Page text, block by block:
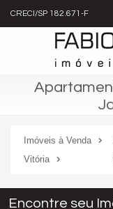
CRECI/SP 182.671-F
Imóveis à Venda
Vitória
Encontre seu